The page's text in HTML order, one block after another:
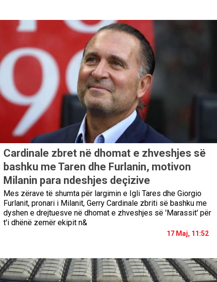
Cardinale zbret në dhomat e zhveshjes së
bashku me Taren dhe Furlanin, motivon
Milanin para ndeshjes deçizive
Mes zërave të shumta për largimin e Igli Tares dhe Giorgio
Furlanit, pronari i Milanit, Gerry Cardinale zbriti së bashku me
dyshen e drejtuesve në dhomat e zhveshjes së 'Marassit' për
t'i dhënë zemër ekipit n&
17 Maj, 11:52